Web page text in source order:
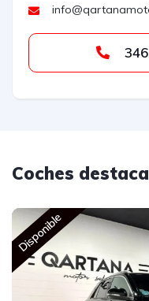
Coches
Disponible